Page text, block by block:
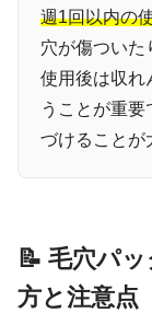
週1回以内の
穴が傷ついた
使用後は収れ
うことが重
づけることが
📝 毛穴パ
方と注意点